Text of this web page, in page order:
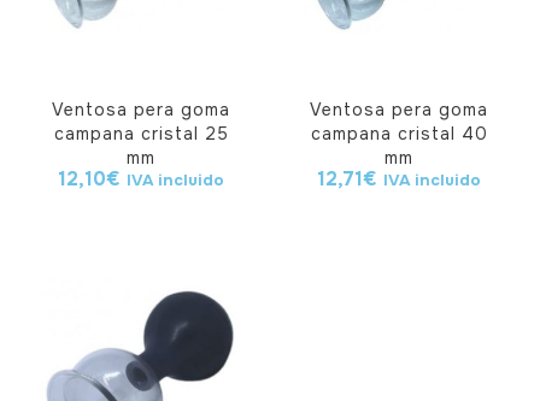
Ventosa pera goma
campana cristal 25
mm
12,10€ IVA incluido
Ventosa pera goma
campana cristal 40
mm
12,71€ IVA incluido